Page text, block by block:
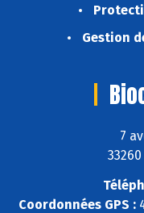
Gestion
7
Coordonnées GPS :